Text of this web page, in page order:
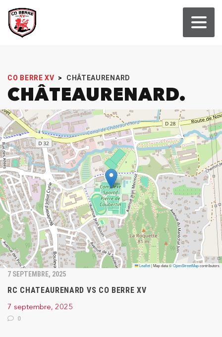
CO BERRE XV > CHÂTEAURENARD
CHÂTEAURENARD
Leaflet|Map data ©OpenStreetMapcontributors
7 SEPTEMBRE, 2025
RC CHATEAURENARD VS CO BERRE XV
7 septembre, 2025
0